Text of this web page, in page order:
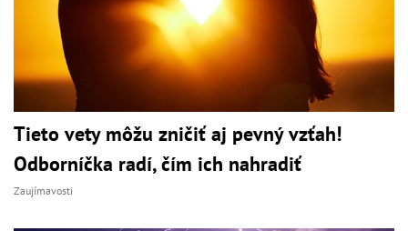
Tieto vety môžu zničiť aj pevný vzťah!
Odborníčka radí, čím ich nahradiť
Zaujímavosti